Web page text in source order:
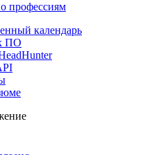
профессиям
календарь
ПО